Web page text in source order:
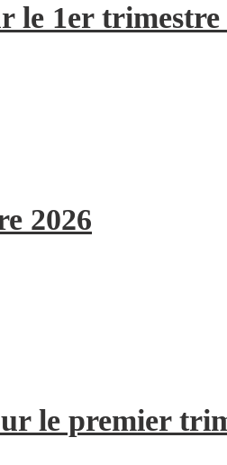
le 1er trimestre
2026
le premier